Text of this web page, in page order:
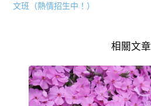
文班（熱情招生中！）
相關文章